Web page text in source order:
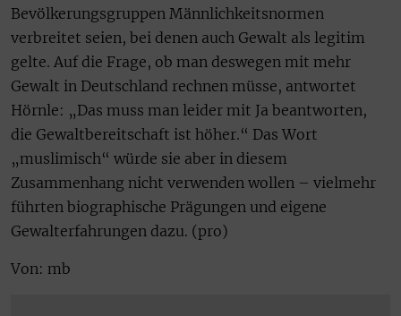
Bevölkerungsgruppen Männlichkeitsnormen
verbreitet seien, bei denen auch Gewalt als legitim
gelte. Auf die Frage, ob man deswegen mit mehr
Gewalt in Deutschland rechnen müsse, antwortet
Hörnle: „Das muss man leider mit Ja beantworten,
die Gewaltbereitschaft ist höher.“ Das Wort
„muslimisch“ würde sie aber in diesem
Zusammenhang nicht verwenden wollen – vielmehr
führten biographische Prägungen und eigene
Gewalterfahrungen dazu. (pro)
Von: mb